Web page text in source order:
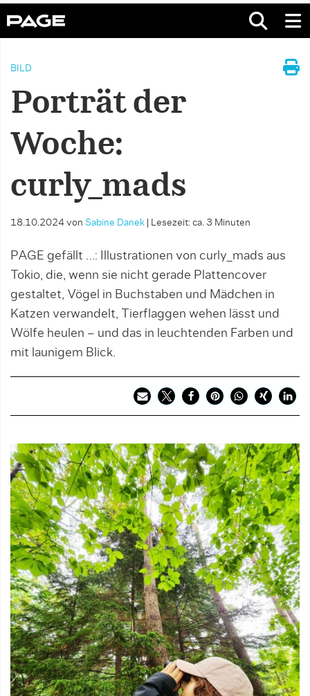
BILD
Porträt der
Woche:
curly_mads
18.10.2024 von Sabine Danek Lesezeit: ca. 3 Minuten
PAGE gefällt …: Illustrationen von curly_mads aus
Tokio, die, wenn sie nicht gerade Plattencover
gestaltet, Vögel in Buchstaben und Mädchen in
Katzen verwandelt, Tierflaggen wehen lässt und
Wölfe heulen – und das in leuchtenden Farben und
mit launigem Blick.